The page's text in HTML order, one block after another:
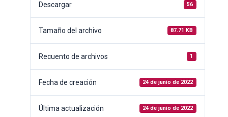
Descargar 56
Tamaño del archivo 87.71 KB
Recuento de archivos 1
Fecha de creación 24 de junio de 2022
Última actualización 24 de junio de 2022